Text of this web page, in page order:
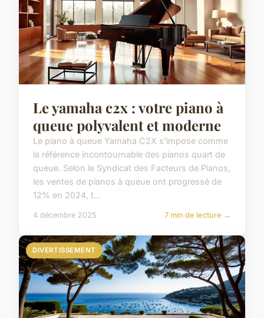
Le yamaha c2x : votre piano à
queue polyvalent et moderne
Le piano à queue Yamaha C2X s'impose comme
la référence incontournable des pianos quart de
queue. Selon le Syndicat des Facteurs de Pianos,
les ventes de pianos à queue ont progressé de
12% en 2024, t...
4 décembre 2025 7 min de lecture →
DIVERTISSEMENT